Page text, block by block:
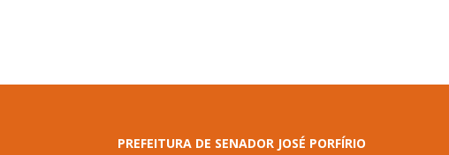
PREFEITURA DE SENADOR JOSÉ PORFÍRIO